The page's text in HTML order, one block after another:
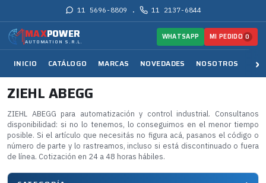
11 5696-8809 · 11 2137-6844
MAXPOWER
AUTOMATION S.R.L.
INICIO CATÁLOGO MARCAS NOVEDADES NOSOTROS
WHATSAPP MI PEDIDO 0
ZIEHL ABEGG
ZIEHL ABEGG para automatización y control industrial. Consultanos
disponibilidad: si no lo tenemos, lo conseguimos en el menor tiempo
posible. Si el artículo que necesitás no figura acá, pasanos el código o
número de parte y lo rastreamos, incluso si está discontinuado o fuera
de línea. Cotización en 24 a 48 horas hábiles.